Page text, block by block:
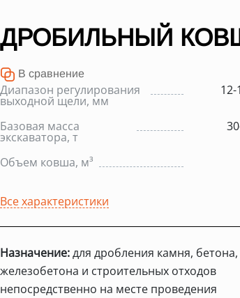
ДРОБИЛЬНЫЙ
В сравнение
Диапазон регулирования
выходной щели, мм
12-
Базовая масса
экскаватора, т
Объем ковша, м³
Все характеристики
Назначение:для дробления камня, бетона,
железобетона и строительных отходов
непосредственно на месте проведения